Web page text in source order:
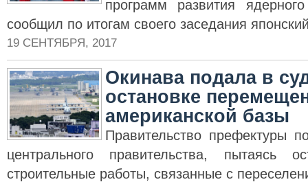
программ развития
сообщил по итогам своего заседания
19 СЕНТЯБРЯ, 2017
Окинава подала в
остановке
американской базы
Правительство префектуры
центрального правительства, пытаясь
строительные работы, связанные с